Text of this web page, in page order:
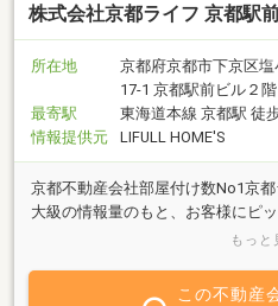
株式会社京都ライフ 京都駅
所在地
京都府京都市下京区
17-1 京都駅前ビル２階
最寄駅
東海道本線 京都駅 徒
情報提供元
LIFULL HOME'S
京都不動産会社部屋付け数No1京
大級の情報量のもと、お客様にピ
きます。スタッフ全員が「ありが
もっと
この不動産